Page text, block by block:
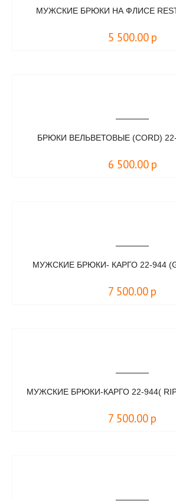
МУЖСКИЕ БРЮКИ НА ФЛИСЕ
5 500.00 р
БРЮКИ ВЕЛЬВЕТОВЫЕ (CORD) 22-
6 500.00 р
МУЖСКИЕ БРЮКИ- КАРГО 22-944
7 500.00 р
МУЖСКИЕ БРЮКИ-КАРГО 22-944(
7 500.00 р